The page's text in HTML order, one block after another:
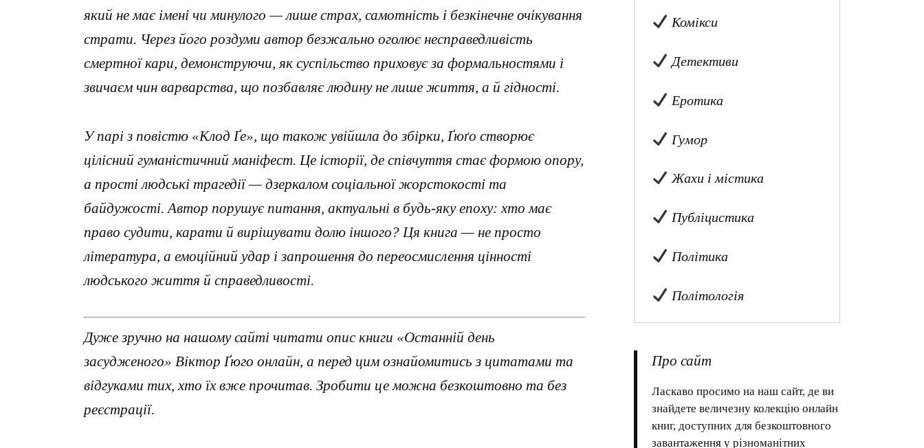
який не має імені чи минулого — лише страх, самотність і безкінечне очікування
страти. Через його роздуми автор безжально оголює несправедливість
смертної кари, демонструючи, як суспільство приховує за формальностями і
звичаєм чин варварства, що позбавляє людину не лише життя, а й гідності.
У парі з повістю «Клод Ґе», що також увійшла до збірки, Ґюґо створює
цілісний гуманістичний маніфест. Це історії, де співчуття стає формою опору,
а прості людські трагедії — дзеркалом соціальної жорстокості та
байдужості. Автор порушує питання, актуальні в будь-яку епоху: хто має
право судити, карати й вирішувати долю іншого? Ця книга — не просто
література, а емоційний удар і запрошення до переосмислення цінності
людського життя й справедливості.
Дуже зручно на нашому сайті читати опис книги «Останній день
засудженого» Віктор Ґюго онлайн, а перед цим ознайомитись з цитатами та
відгуками тих, хто їх вже прочитав. Зробити це можна безкоштовно та без
реєстрації.
Комікси
Детективи
Еротика
Гумор
Жахи і містика
Публіцистика
Політика
Політологія
Про сайт
Ласкаво просимо на наш сайт, де ви
знайдете величезну колекцію онлайн
книг, доступних для безкоштовного
завантаження у різноманітних